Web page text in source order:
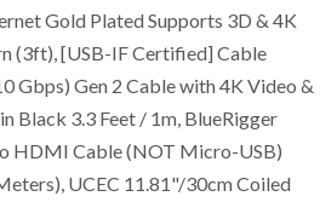
Gold Plated Supports 3D & 4K
(3ft), [USB-IF Certified] Cable
Gbps) Gen 2 Cable with 4K Video &
Black 3.3 Feet / 1m, BlueRigger
HDMI Cable (NOT Micro-USB)
UCEC 11.81"/30cm Coiled